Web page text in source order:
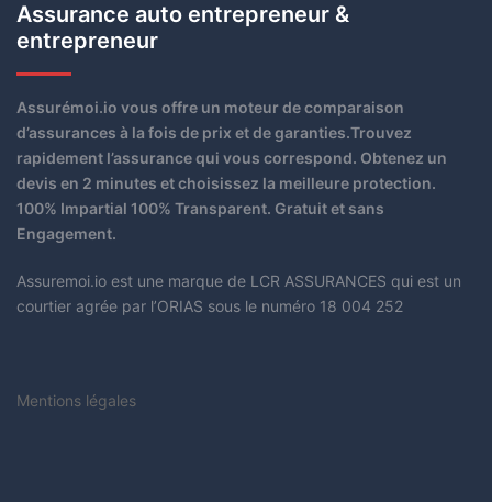
Assurance auto entrepreneur &
entrepreneur
Assurémoi.io vous offre un moteur de comparaison
d’assurances à la fois de prix et de garanties.Trouvez
rapidement l’assurance qui vous correspond. Obtenez un
devis en 2 minutes et choisissez la meilleure protection.
100% Impartial 100% Transparent. Gratuit et sans
Engagement.
Assuremoi.io est une marque de LCR ASSURANCES qui est un
courtier agrée par l’ORIAS sous le numéro 18 004 252
Mentions légales